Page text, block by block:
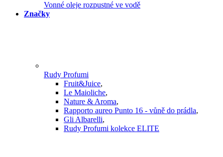
Vonné oleje rozpustné ve vodě
Značky
Rudy Profumi
Fruit&Juice,
Le Maioliche,
Nature & Aroma,
Rapporto aureo Punto 16 - vůně do prádla,
Gli Albarelli,
Rudy Profumi kolekce ELITE